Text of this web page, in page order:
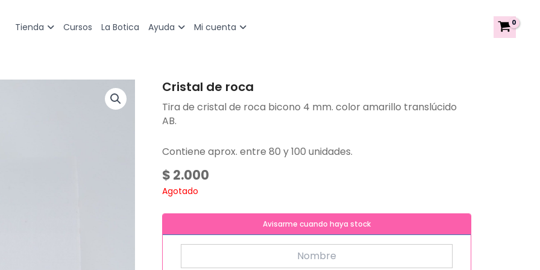
Tienda Cursos La Botica Ayuda Mi cuenta
Cristal de roca
Tira de cristal de roca bicono 4 mm. color amarillo translúcido
AB.
Contiene aprox. entre 80 y 100 unidades.
$ 2.000
Agotado
Avisarme cuando haya stock